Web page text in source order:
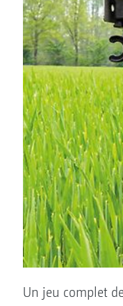
Un jeu complet